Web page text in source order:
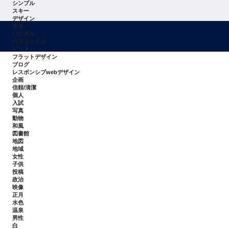
シンプル
スキー
デザイン
ネタ
パステル
パララックス
ピンク
フラットデザイン
ブログ
レスポンシブwebデザイン
企画
信頼/清潔
個人
入試
写真
動物
和風
図書館
地図
地域
女性
子供
投稿
政治
映像
正月
水色
温泉
男性
白